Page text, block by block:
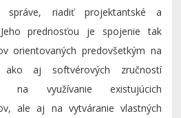
riadiť projektantské a
prednosťou je spojenie tak
orientovaných predovšetkým na
ako aj softvérových zručností
na využívanie existujúcich
ale aj na vytváranie vlastných